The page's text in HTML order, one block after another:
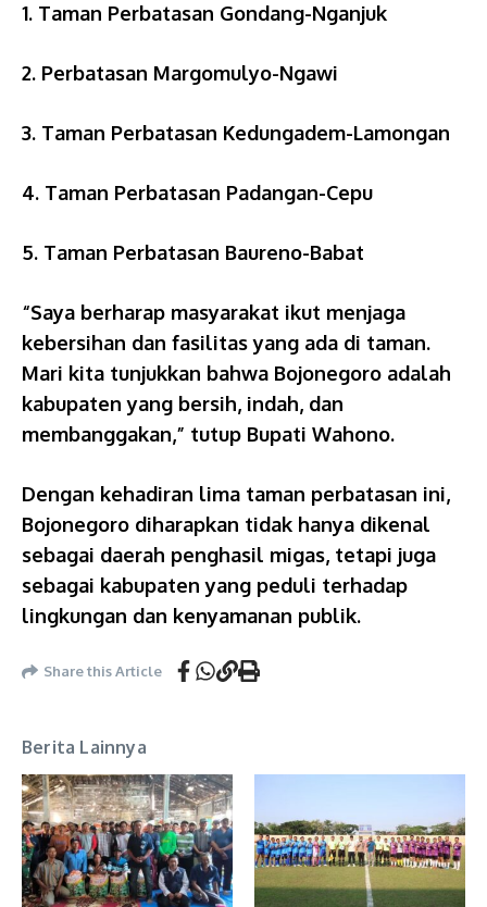
1. Taman Perbatasan Gondang-Nganjuk
2. Perbatasan Margomulyo-Ngawi
3. Taman Perbatasan Kedungadem-Lamongan
4. Taman Perbatasan Padangan-Cepu
5. Taman Perbatasan Baureno-Babat
“Saya berharap masyarakat ikut menjaga
kebersihan dan fasilitas yang ada di taman.
Mari kita tunjukkan bahwa Bojonegoro adalah
kabupaten yang bersih, indah, dan
membanggakan,” tutup Bupati Wahono.
Dengan kehadiran lima taman perbatasan ini,
Bojonegoro diharapkan tidak hanya dikenal
sebagai daerah penghasil migas, tetapi juga
sebagai kabupaten yang peduli terhadap
lingkungan dan kenyamanan publik.
Share this Article
Berita Lainnya